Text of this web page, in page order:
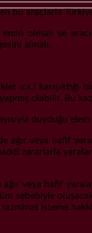
araçlarla
olmalı ve
almalı.
karışıktığı
olabilir. Bu
duyduğu elem
ağır veya hafif
zararlarla
veya hafif
sebebiyle
isteme